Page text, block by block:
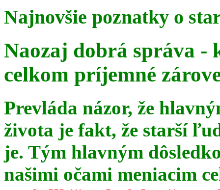
Najnovšie poznatky o
Naozaj dobrá správa -
celkom príjemné
Prevláda názor, že
života je fakt, že starší
je. Tým hlavným
našimi očami meniacim